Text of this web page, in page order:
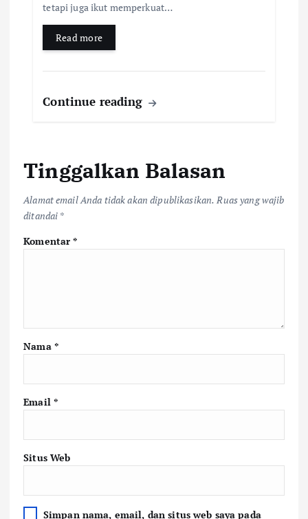
tetapi juga ikut memperkuat…
Read more
Continue reading
Tinggalkan Balasan
Alamat email Anda tidak akan dipublikasikan. Ruas yang wajib
ditandai *
Komentar*
Nama *
Email *
Situs Web
Simpan nama, email, dan situs web saya pada